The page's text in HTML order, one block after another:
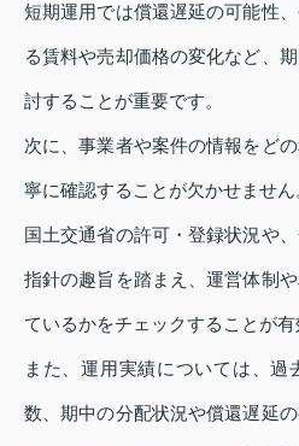
短期運用では償還遅延の可能性
る賃料や売却価格の変化など、
討することが重要です。
次に、事業者や案件の情報をど
寧に確認することが欠かせません
国土交通省の許可・登録状況や
指針の趣旨を踏まえ、運営体制
ているかをチェックすることが有
また、運用実績については、
数、期中の分配状況や償還遅延